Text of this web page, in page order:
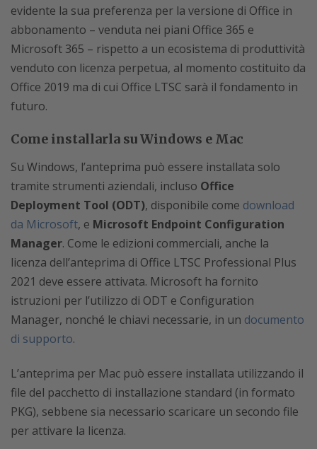
evidente la sua preferenza per la versione di Office in
abbonamento – venduta nei piani Office 365 e
Microsoft 365 – rispetto a un ecosistema di produttività
venduto con licenza perpetua, al momento costituito da
Office 2019 ma di cui Office LTSC sarà il fondamento in
futuro.
Come installarla su Windows e Mac
Su Windows, l’anteprima può essere installata solo
tramite strumenti aziendali, incluso Office
Deployment Tool (ODT), disponibile come download
da Microsoft, e Microsoft Endpoint Configuration
Manager. Come le edizioni commerciali, anche la
licenza dell’anteprima di Office LTSC Professional Plus
2021 deve essere attivata. Microsoft ha fornito
istruzioni per l’utilizzo di ODT e Configuration
Manager, nonché le chiavi necessarie, in un documento
di supporto.
L’anteprima per Mac può essere installata utilizzando il
file del pacchetto di installazione standard (in formato
PKG), sebbene sia necessario scaricare un secondo file
per attivare la licenza.